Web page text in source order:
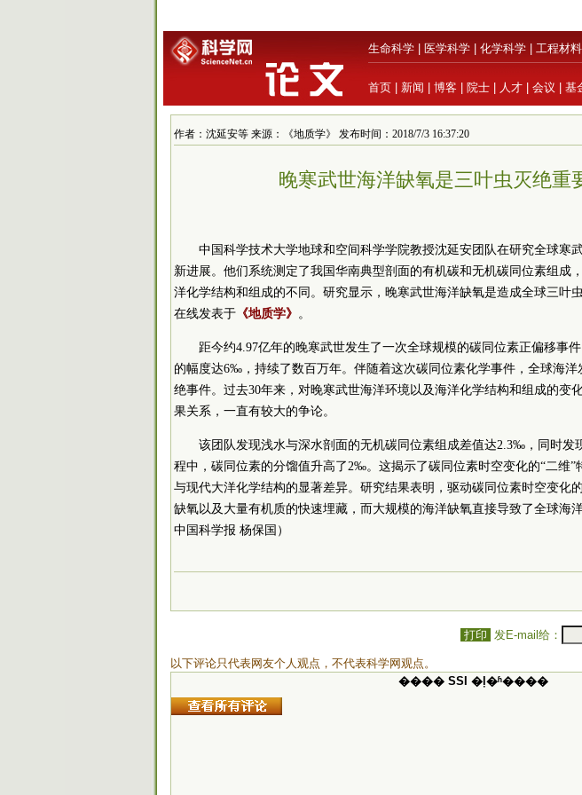
生命科学 医学科学 化学科学 工程材料
首页 新闻 博客 院士 人才 会议 基
作者：沈延安等 来源：《地质学》 发布时间：2018/7/3 16:37:20
晚寒武世海洋缺氧是三叶虫灭绝重
中国科学技术大学地球和空间科学学院教授沈延安团队在研究全球寒
新进展。他们系统测定了我国华南典型剖面的有机碳和无机碳同位素组成
洋化学结构和组成的不同。研究显示，晚寒武世海洋缺氧是造成全球三叶
在线发表于 《地质学》 。
距今约4.97亿年的晚寒武世发生了一次全球规模的碳同位素正偏移事
的幅度达6‰，持续了数百万年。伴随着这次碳同位素化学事件，全球海洋
绝事件。过去30年来，对晚寒武世海洋环境以及海洋化学结构和组成的变
果关系，一直有较大的争论。
该团队发现浅水与深水剖面的无机碳同位素组成差值达2.3‰，同时发
程中，碳同位素的分馏值升高了2‰。这揭示了碳同位素时空变化的“二维”
与现代大洋化学结构的显著差异。研究结果表明，驱动碳同位素时空变化
缺氧以及大量有机质的快速埋藏，而大规模的海洋缺氧直接导致了全球海
中国科学报 杨保国）
打印 发E-mail给：
以下评论只代表网友个人观点，不代表科学网观点。
���� SSI �ļ�ʱ����